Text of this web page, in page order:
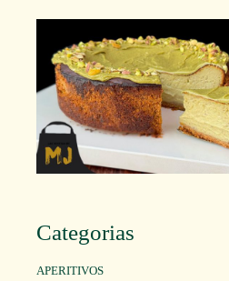
Categorias
APERITIVOS